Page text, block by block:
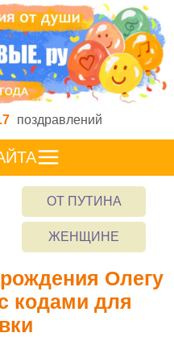
поздравлений
ОТ ПУТИНА
ЖЕНЩИНЕ
Олегу
кодами для